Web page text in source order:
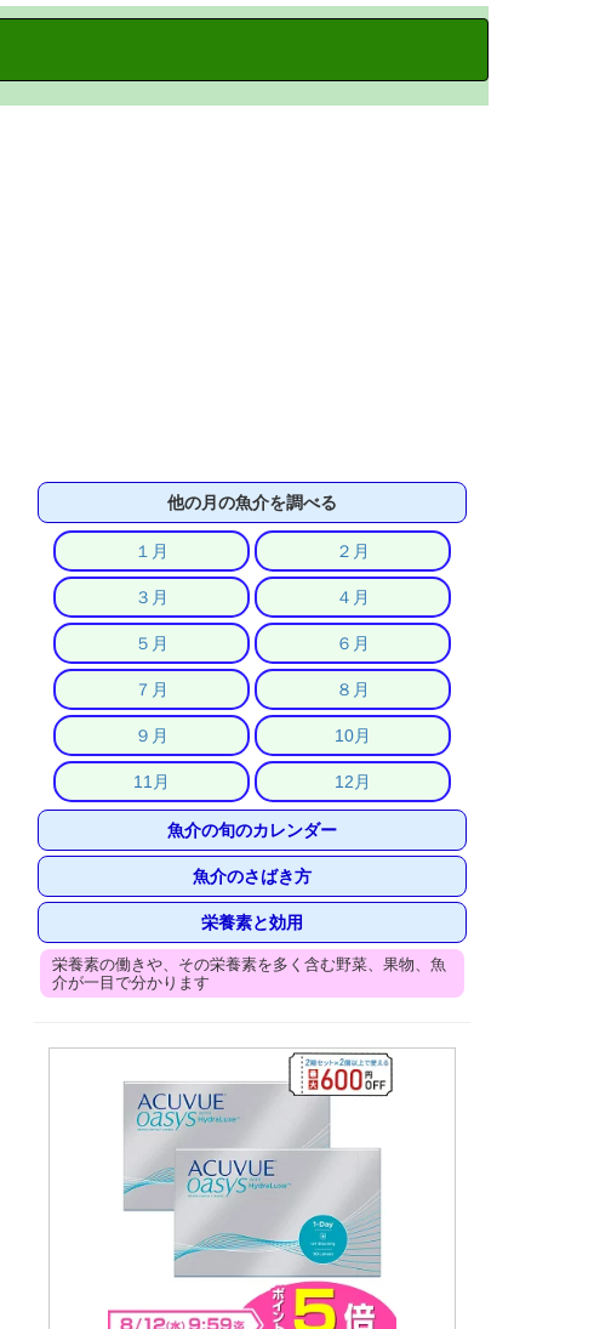
他の月の魚介を調べる
１月 ２月
３月 ４月
５月 ６月
７月 ８月
９月 10月
11月 12月
魚介の旬のカレンダー
魚介のさばき方
栄養素と効用
栄養素の働きや、その栄養素を多く含む野菜、果物、魚
介が一目で分かります